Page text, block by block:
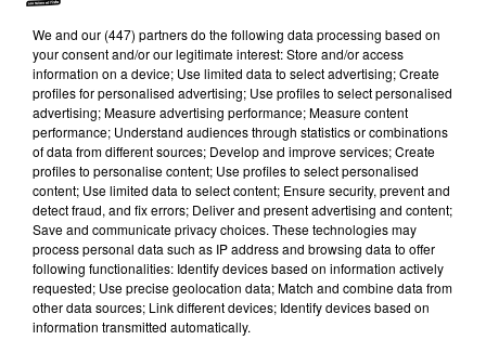
Lecture (2 min 21 sec)
100%
100% Radio les infos des Hautes-Pyrénées
We and our (447) partnersdo the following data processing based on
your consent and/or our legitimate interest: Store and/or access
information on a device; Use limited data to select advertising; Create
profiles for personalised advertising; Use profiles to select personalised
advertising; Measure advertising performance; Measure content
performance; Understand audiences through statistics or combinations
of data from different sources; Develop and improve services; Create
profiles to personalise content; Use profiles to select personalised
content; Use limited data to select content; Ensure security, prevent and
detect fraud, and fix errors; Deliver and present advertising and content;
Save and communicate privacy choices. These technologies may
process personal data such as IP address and browsing data to offer
following functionalities: Identify devices based on information actively
requested; Use precise geolocation data; Match and combine data from
other data sources; Link different devices; Identify devices based on
information transmitted automatically.